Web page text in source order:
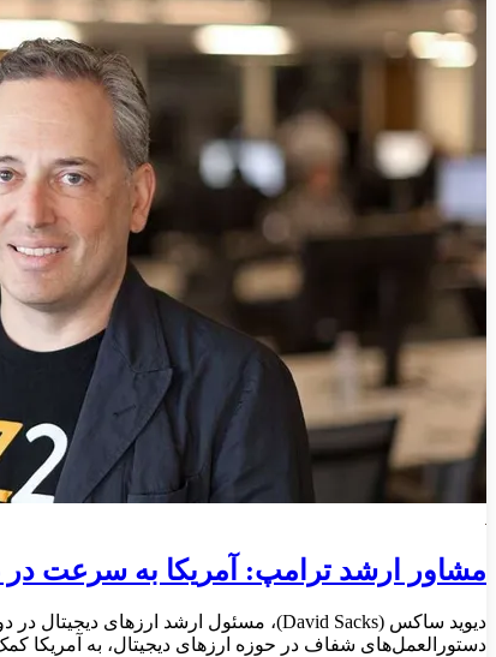
مشاور ارشد ترامپ: آمریکا به سرعت
دستورالعمل‌های شفاف در حوزه ارزهای دیجیتال، به آمریکا کمک